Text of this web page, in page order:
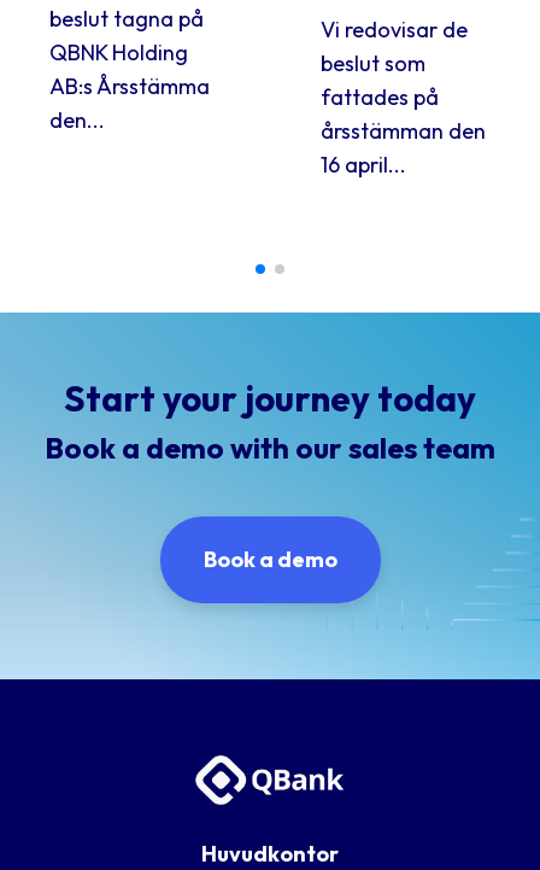
beslut tagna på
QBNK Holding
AB:s Årsstämma
den...
Vi redovisar de
beslut som
fattades på
årsstämman den
16 april...
Start your journey today
Book a demo with our sales team
Book a demo
Huvudkontor